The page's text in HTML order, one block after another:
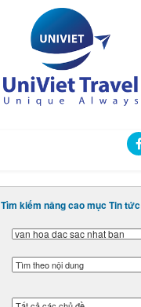
Tìm kiếm nâng cao mục Tin tức